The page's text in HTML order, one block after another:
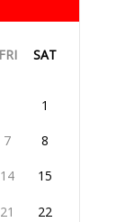
FRI SAT
1
7 8
14 15
21 22